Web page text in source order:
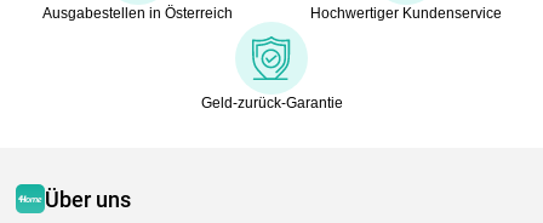
Ausgabestellen in Österreich Hochwertiger Kundenservice
Geld-zurück-Garantie
Über uns